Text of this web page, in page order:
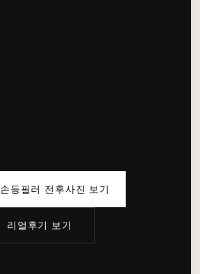
손등필러 전후사진 보기
리얼후기 보기